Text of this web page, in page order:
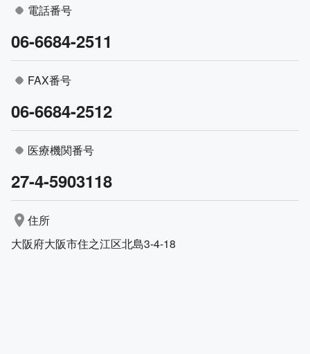
電話番号
06-6684-2511
FAX番号
06-6684-2512
医療機関番号
27-4-5903118
住所
大阪府大阪市住之江区北島3-4-18